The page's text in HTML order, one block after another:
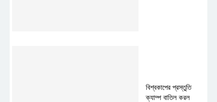
বিশ্বকাপের প্রস্তুতি
ক্যাম্প বাতিল করল